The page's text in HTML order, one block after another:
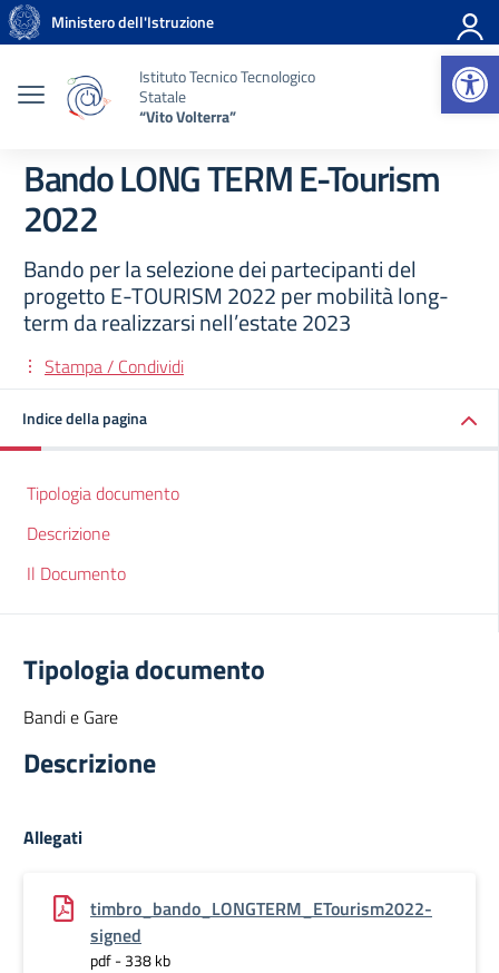
Vai ai contenuti
Vai al menu di navigazione
Vai al footerMinistero dell'Istruzione
Istituto Tecnico Tecnologico
Statale
“Vito Volterra”
Bando LONG TERM E-Tourism
2022
Bando per la selezione dei partecipanti del
progetto E-TOURISM 2022 per mobilità long-
term da realizzarsi nell’estate 2023
Stampa / Condividi
Indice della pagina
Tipologia documento
Descrizione
Il Documento
Tipologia documento
Bandi e Gare
Descrizione
Allegati
timbro_bando_LONGTERM_ETourism2022-
signed
pdf - 338 kb